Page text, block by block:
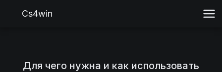
Cs4win
Для чего нужна и как использовать